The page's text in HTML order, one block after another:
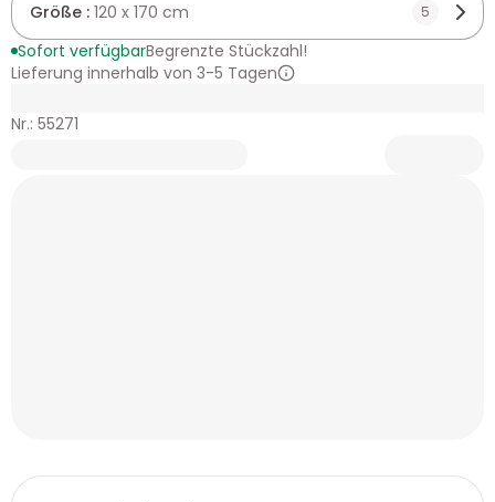
Größe : 120 x 170 cm 5
Sofort verfügbarBegrenzte Stückzahl!
Lieferung innerhalb von 3-5 Tagen
Nr.: 55271